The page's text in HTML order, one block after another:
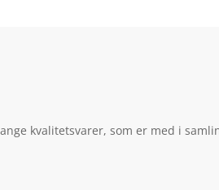
kvalitetsvarer, som er med i